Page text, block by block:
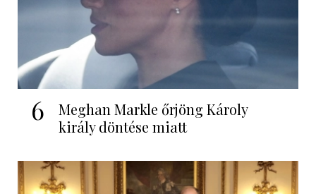
6
Meghan Markle őrjöng Károly
király döntése miatt